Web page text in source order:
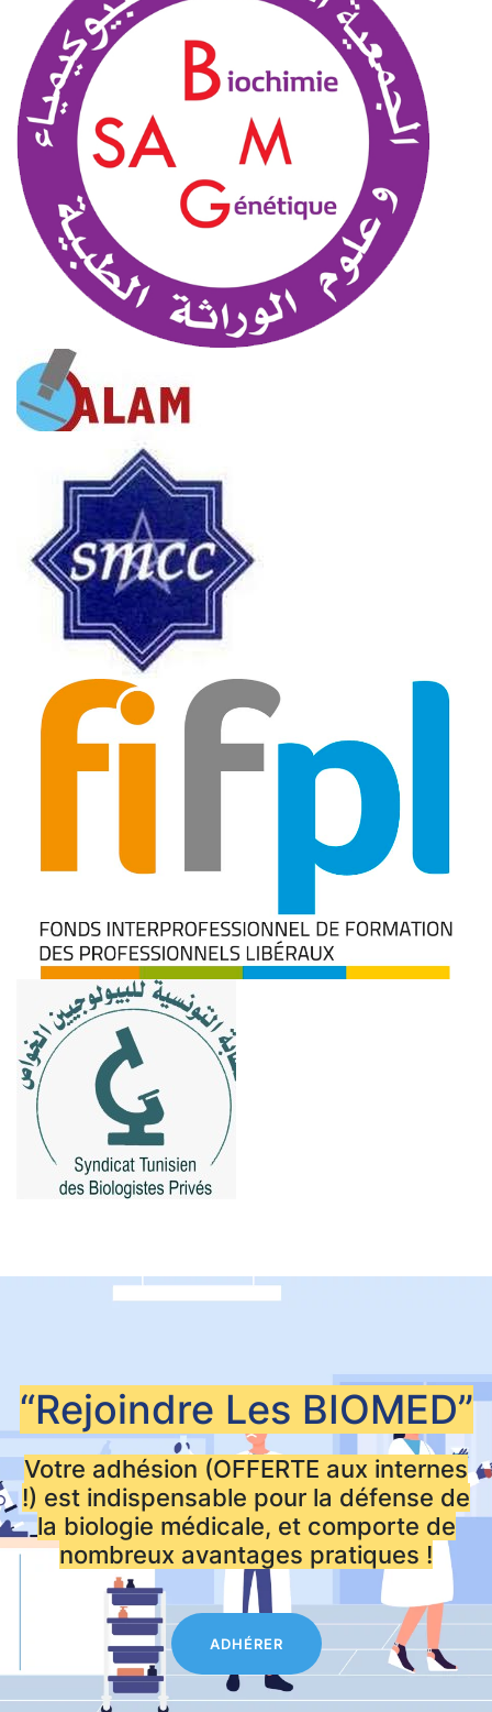
“Rejoindre Les BIOMED”
Votre adhésion (OFFERTE aux internes
!) est indispensable pour la défense de
la biologie médicale, et comporte de
nombreux avantages pratiques !
ADHÉRER